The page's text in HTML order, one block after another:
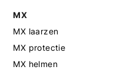
MX
MX laarzen
MX protectie
MX helmen